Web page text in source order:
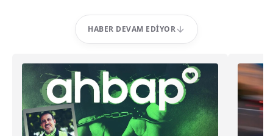
HABER DEVAM EDIYOR